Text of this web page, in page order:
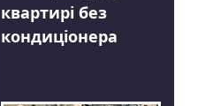
квартирі без
кондиціонера